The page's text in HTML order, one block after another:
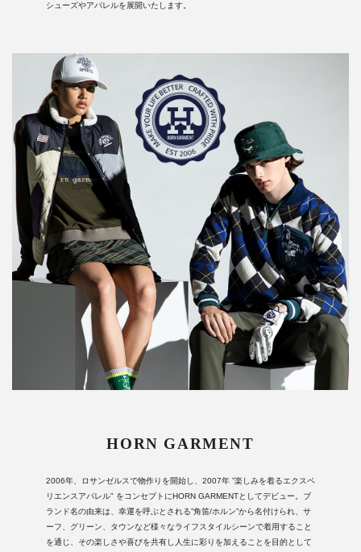
シューズやアパレルを展開いたします。
HORN GARMENT
2006年、ロサンゼルスで物作りを開始し、2007年 ”楽しみを着るエクスペ
リエンスアパレル" をコンセプトにHORN GARMENTとしてデビュー。ブ
ランド名の由来は、幸運を呼ぶとされる”角笛/ホルン”から名付けられ、サ
ーフ、グリーン、タウンなど様々なライフスタイルシーンで着用すること
を通じ、その楽しさや喜びを共有し人生に彩りを加えることを目的として